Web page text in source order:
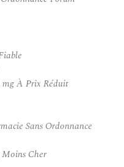
À Prix Réduit
Sans Ordonnance
Cher